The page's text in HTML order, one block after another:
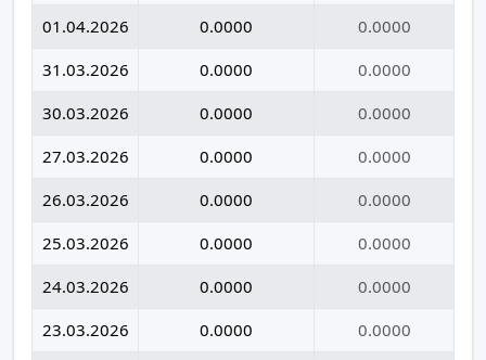
01.04.2026 0.0000
0.0000
31.03.2026
0.0000
0.0000
30.03.2026
0.0000
0.0000
27.03.2026
0.0000
0.0000
26.03.2026
0.0000
0.0000
25.03.2026
0.0000
0.0000
24.03.2026
0.0000
0.0000
23.03.2026
0.0000
0.0000